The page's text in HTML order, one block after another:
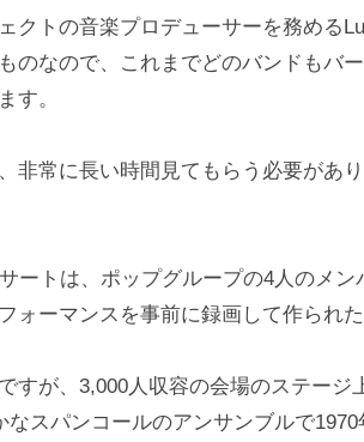
クトの音楽プロデューサーを務める
のなので、これまでどのバンドもバ
す。
非常に長い時間見てもらう必要があ
ートは、ポップグループの4人のメ
ォーマンスを事前に録画して作られた
すが、3,000人収容の会場のステージ
なスパンコールのアンサンブルで